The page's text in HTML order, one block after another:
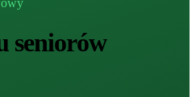
seniorów